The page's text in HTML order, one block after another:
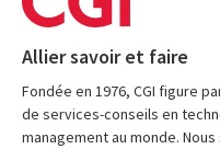
Allier savoir et faire
Fondée en 1976, CGI figure
de services-conseils en
management au monde.